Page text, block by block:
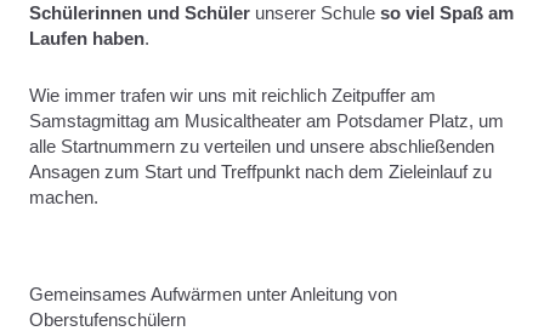
Schülerinnen und Schülerunserer Schule so viel Spaß am
Laufen haben.
Wie immer trafen wir uns mit reichlich Zeitpuffer am
Samstagmittag am Musicaltheater am Potsdamer Platz, um
alle Startnummern zu verteilen und unsere abschließenden
Ansagen zum Start und Treffpunkt nach dem Zieleinlauf zu
machen.
Gemeinsames Aufwärmen unter Anleitung von
Oberstufenschülern